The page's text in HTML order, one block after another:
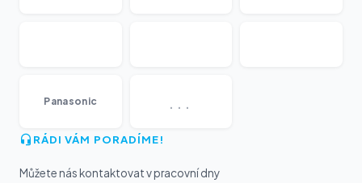
Panasonic ...
RÁDI VÁM PORADÍME!
Můžete nás kontaktovat v pracovní dny